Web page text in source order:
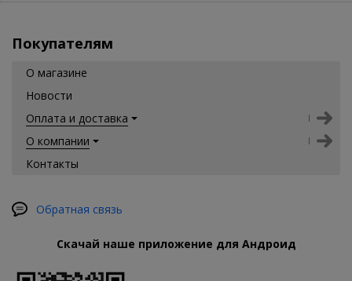
Покупателям
О магазине
Новости
Оплата и доставка
О компании
Контакты
Обратная связь
Скачай наше приложение для Андроид